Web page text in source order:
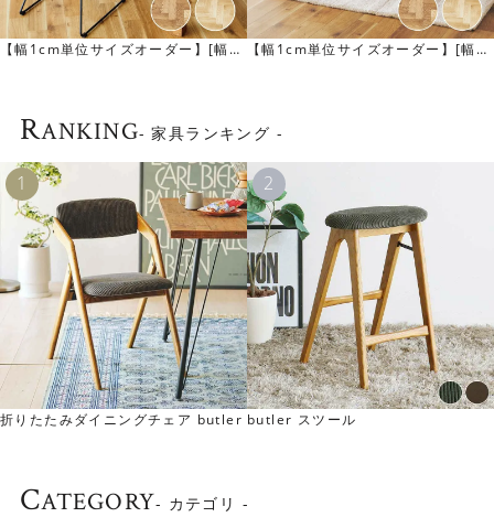
リーズの特徴です。
木目の美しさにもこだわり
天板には北海道産のナラ材を使用しています。木目が細か
希少素材です。 経年変化を楽しめるのも大きな魅力です。
使いこむほどに味わい深くなる天板は、メンテナンスを繰
【幅1cm単位サイズオーダー】[幅9
【幅1cm単位サイズオーダー】[幅1
RANKING- 家具ランキング -
折りたたみダイニングチェア butler butler スツール
CATEGORY- カテゴリ -